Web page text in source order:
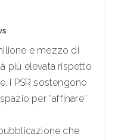
e mezzo di
più elevata rispetto
I PSR sostengono
per “affinare”
che